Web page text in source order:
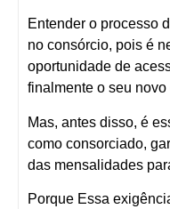
Entender o processo
no consórcio, pois é
oportunidade de
finalmente o seu novo
Mas, antes disso, é
como consorciado,
das mensalidades
Porque Essa